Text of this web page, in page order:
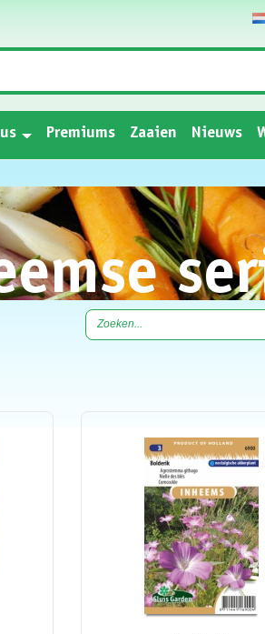
Premiums Zaaien Nieuws